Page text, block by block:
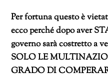
Per fortuna questo è
ecco perché dopo aver
governo sarà costretto a
SOLO LE
GRADO DI